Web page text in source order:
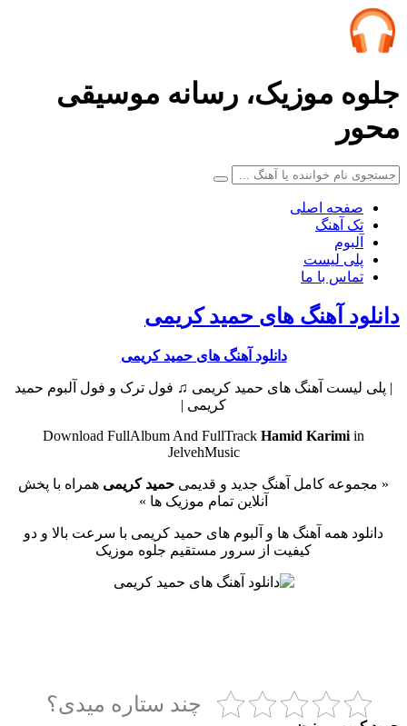
جلوه موزیک، رسانه موسیقی
محور
صفحه اصلی
تک آهنگ
آلبوم
پلی لیست
تماس با ما
دانلود آهنگ های حمید کریمی
دانلود آهنگ های حمید کریمی
| پلی لیست آهنگ های حمید کریمی ♫ فول ترک و فول آلبوم حمید
کریمی |
Download FullAlbum And FullTrack Hamid Karimi in
JelvehMusic
« مجموعه کامل آهنگ جدید و قدیمی حمید کریمی همراه با پخش
آنلاین تمام موزیک ها »
دانلود همه آهنگ ها و آلبوم های حمید کریمی با سرعت بالا و دو
کیفیت از سرور مستقیم جلوه موزیک
چند ستاره میدی؟